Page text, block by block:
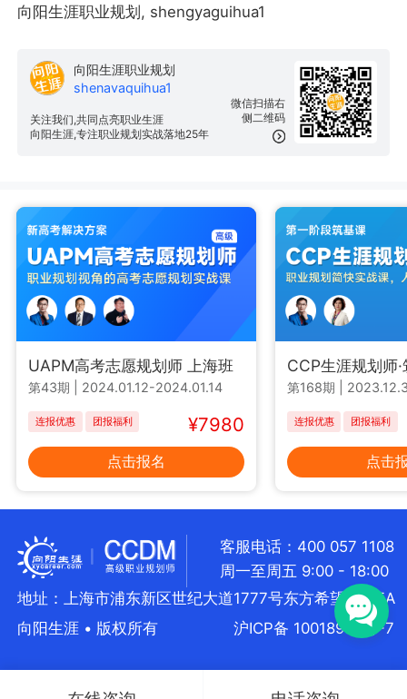
向阳生涯职业规划, shengyaguihua1
微信扫描右
侧二维码
向阳生涯职业规划
shenavaquihua1
关注我们,共同点亮职业生涯
向阳生涯,专注职业规划实战落地25年
UAPM高考志愿规划师 上海班
第43期 2024.01.12-2024.01.14
连报优惠 团报福利 ¥7980
点击报名
CCP生涯规划师
第168期
连报优惠 团报福利
点击
客服电话：400 057 1108
周一至周五 9:00 - 18:00
地址：上海市浦东新区世纪大道1777号东方希望大厦5A
向阳生涯 • 版权所有
沪ICP备 10018957号-7